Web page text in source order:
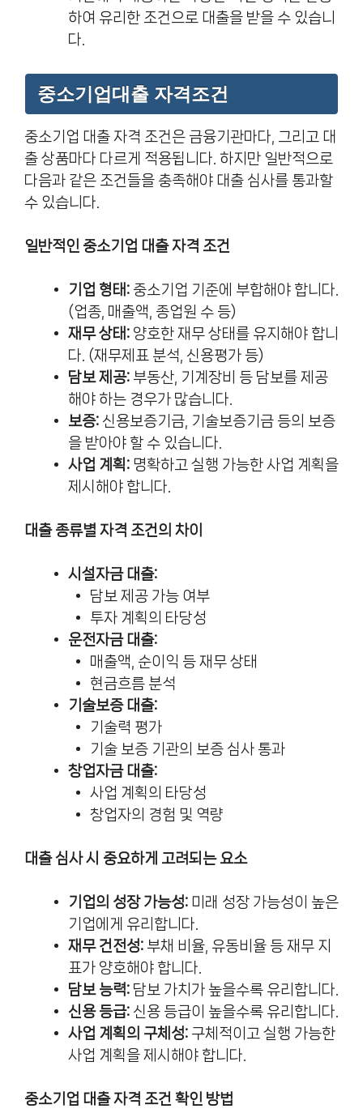
하여 유리한 조건으로 대출을 받을 수 있습니
다.
중소기업대출 자격조건
중소기업 대출 자격 조건은 금융기관마다, 그리고 대
출 상품마다 다르게 적용됩니다. 하지만 일반적으로
다음과 같은 조건들을 충족해야 대출 심사를 통과할
수 있습니다.
일반적인 중소기업 대출 자격 조건
기업 형태: 중소기업 기준에 부합해야 합니다.
(업종, 매출액, 종업원 수 등)
재무 상태: 양호한 재무 상태를 유지해야 합니
다. (재무제표 분석, 신용평가 등)
담보 제공: 부동산, 기계장비 등 담보를 제공
해야 하는 경우가 많습니다.
보증: 신용보증기금, 기술보증기금 등의 보증
을 받아야 할 수 있습니다.
사업 계획: 명확하고 실행 가능한 사업 계획을
제시해야 합니다.
대출 종류별 자격 조건의 차이
시설자금 대출:
담보 제공 가능 여부
투자 계획의 타당성
운전자금 대출:
매출액, 순이익 등 재무 상태
현금흐름 분석
기술보증 대출:
기술력 평가
기술 보증 기관의 보증 심사 통과
창업자금 대출:
사업 계획의 타당성
창업자의 경험 및 역량
대출 심사 시 중요하게 고려되는 요소
기업의 성장 가능성: 미래 성장 가능성이 높은
기업에게 유리합니다.
재무 건전성: 부채 비율, 유동비율 등 재무 지
표가 양호해야 합니다.
담보 능력: 담보 가치가 높을수록 유리합니다.
신용 등급: 신용 등급이 높을수록 유리합니다.
사업 계획의 구체성: 구체적이고 실행 가능한
사업 계획을 제시해야 합니다.
중소기업 대출 자격 조건 확인 방법